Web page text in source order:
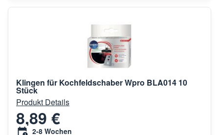
Klingen für Kochfeldschaber Wpro BLA014 10
Stück
Produkt Details
8,89 €
2-8 Wochen